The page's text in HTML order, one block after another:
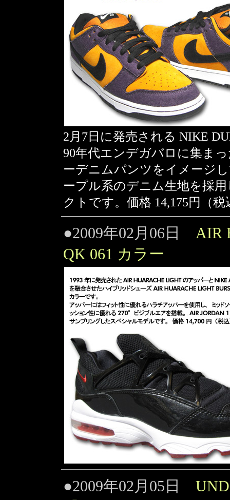
2月7日に発売される NIKE
90年代エンデガバロに集ま
ーデニムパンツをイメージ
ープル系のデニム生地を採
クトです。価格 14,175円（税
●2009年02月06日
AIR
QK 061 カラー
●2009年02月05日